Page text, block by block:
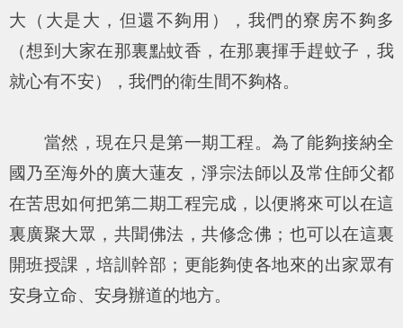
大（大是大，但還不夠用），我們的寮房不夠多
（想到大家在那裏點蚊香，在那裏揮手趕蚊子，我
就心有不安），我們的衛生間不夠格。
當然，現在只是第一期工程。為了能夠接納全
國乃至海外的廣大蓮友，淨宗法師以及常住師父都
在苦思如何把第二期工程完成，以便將來可以在這
裏廣聚大眾，共聞佛法，共修念佛；也可以在這裏
開班授課，培訓幹部；更能夠使各地來的出家眾有
安身立命、安身辦道的地方。